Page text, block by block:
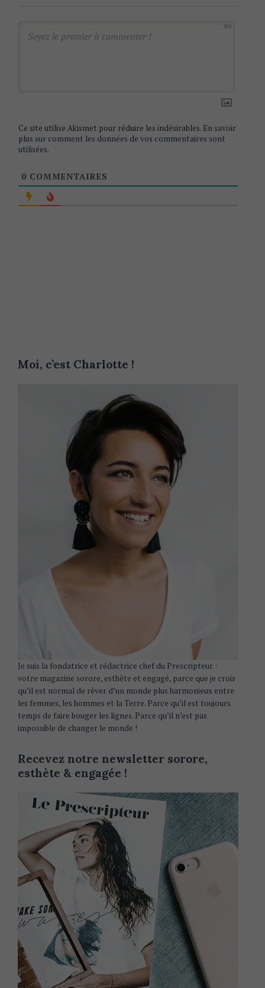
Moi, c’est Charlotte !
Je suis la fondatrice et rédactrice chef du Prescripteur :
votre magazine sorore, esthète et engagé, parce que je crois
qu’il est normal de rêver d’un monde plus harmonieux entre
les femmes, les hommes et la Terre. Parce qu’il est toujours
temps de faire bouger les lignes. Parce qu’il n’est pas
impossible de changer le monde !
Recevez notre newsletter sorore,
esthète & engagée !
300
Ce site utilise Akismet pour réduire les indésirables. En savoir
plus sur comment les données de vos commentaires sont
utilisées.
0 COMMENTAIRES